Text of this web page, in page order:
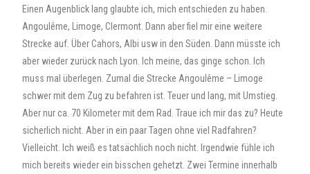
Einen Augenblick lang glaubte ich, mich entschieden zu haben.
Angoulême, Limoge, Clermont. Dann aber fiel mir eine weitere
Strecke auf. Über Cahors, Albi usw in den Süden. Dann müsste ich
aber wieder zurück nach Lyon. Ich meine, das ginge schon. Ich
muss mal überlegen. Zumal die Strecke Angoulême – Limoge
schwer mit dem Zug zu befahren ist. Teuer und lang, mit Umstieg.
Aber nur ca. 70 Kilometer mit dem Rad. Traue ich mir das zu? Heute
sicherlich nicht. Aber in ein paar Tagen ohne viel Radfahren?
Vielleicht. Ich weiß es tatsächlich noch nicht. Irgendwie fühle ich
mich bereits wieder ein bisschen gehetzt. Zwei Termine innerhalb